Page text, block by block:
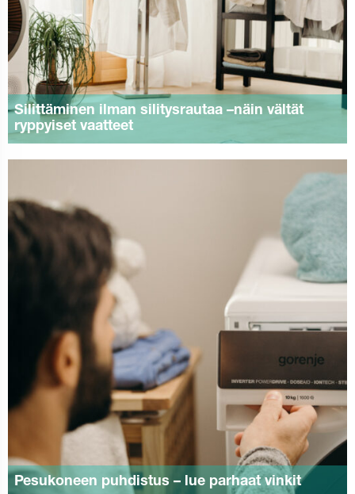
Silittäminen ilman silitysrautaa –näin vältät
ryppyiset vaatteet
Pesukoneen puhdistus – lue parhaat vinkit